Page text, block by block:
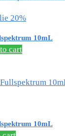
20%
10mL
cart
10mL